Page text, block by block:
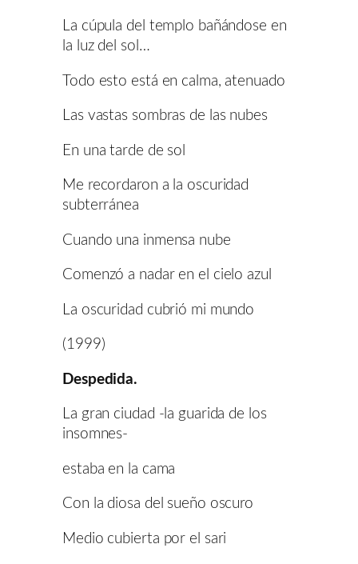
La cúpula del templo bañándose en
la luz del sol…
Todo esto está en calma, atenuado
Las vastas sombras de las nubes
En una tarde de sol
Me recordaron a la oscuridad
subterránea
Cuando una inmensa nube
Comenzó a nadar en el cielo azul
La oscuridad cubrió mi mundo
(1999)
Despedida.
La gran ciudad -la guarida de los
insomnes-
estaba en la cama
Con la diosa del sueño oscuro
Medio cubierta por el sari